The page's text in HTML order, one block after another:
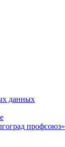
данных
профсоюз»